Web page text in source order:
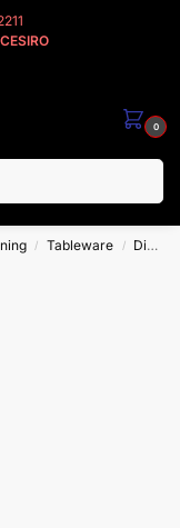
0
/ Tableware / Dinnerware